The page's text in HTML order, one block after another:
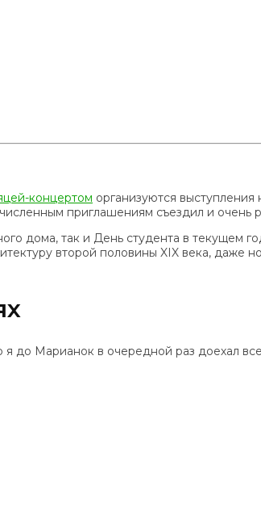
концертом организуются
приглашениям съездил и очень
дома, так и День студента в текущем
второй половины XIX века, даже
я до Марианок в очередной раз доехал